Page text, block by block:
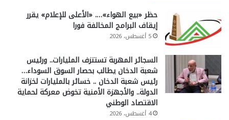
حظر «بيع الهواء»…. «الأعلى للإعلام» يقرر
إيقاف البرامج المخالفة فورا
5 أغسطس، 2026
السجائر المهربة تستنزف المليارات.. ورئيس
شعبة الدخان يطالب بحصار السوق السوداء…
رئيس شعبة الدخان .. خسائر بالمليارات لخزانة
الدولة.. والأجهزة الأمنية تخوض معركة لحماية
الاقتصاد الوطني
4 أغسطس، 2026